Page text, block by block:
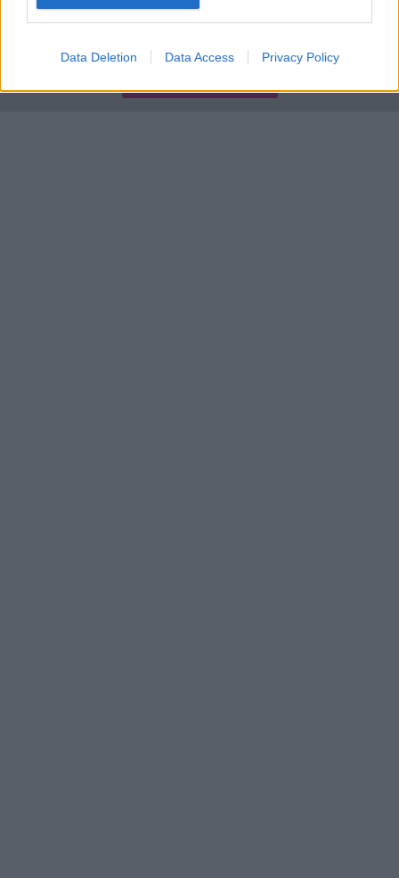
Data Deletion Data Access Privacy Policy
ΓΙΝΕ ΣΥΝΔΡΟΜΗΤΗΣ